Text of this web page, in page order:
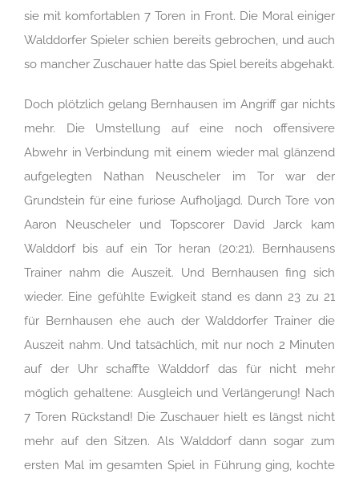
sie mit komfortablen 7 Toren in Front. Die Moral einiger
Walddorfer Spieler schien bereits gebrochen, und auch
so mancher Zuschauer hatte das Spiel bereits abgehakt.
Doch plötzlich gelang Bernhausen im Angriff gar nichts
mehr. Die Umstellung auf eine noch offensivere
Abwehr in Verbindung mit einem wieder mal glänzend
aufgelegten Nathan Neuscheler im Tor war der
Grundstein für eine furiose Aufholjagd. Durch Tore von
Aaron Neuscheler und Topscorer David Jarck kam
Walddorf bis auf ein Tor heran (20:21). Bernhausens
Trainer nahm die Auszeit. Und Bernhausen fing sich
wieder. Eine gefühlte Ewigkeit stand es dann 23 zu 21
für Bernhausen ehe auch der Walddorfer Trainer die
Auszeit nahm. Und tatsächlich, mit nur noch 2 Minuten
auf der Uhr schaffte Walddorf das für nicht mehr
möglich gehaltene: Ausgleich und Verlängerung! Nach
7 Toren Rückstand! Die Zuschauer hielt es längst nicht
mehr auf den Sitzen. Als Walddorf dann sogar zum
ersten Mal im gesamten Spiel in Führung ging, kochte